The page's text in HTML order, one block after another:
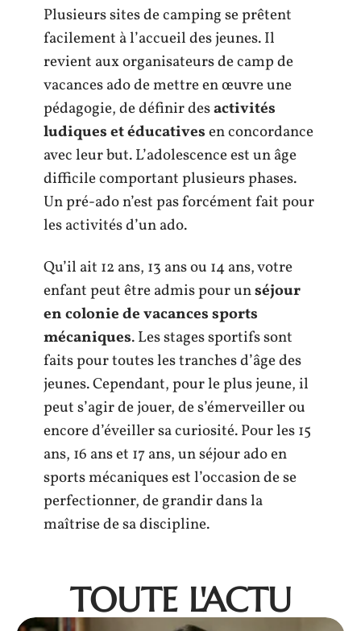
Plusieurs sites de camping se prêtent
facilement à l’accueil des jeunes. Il
revient aux organisateurs de camp de
vacances ado de mettre en œuvre une
pédagogie, de définir desactivités
ludiques et éducativesen concordance
avec leur but. L’adolescence est un âge
difficile comportant plusieurs phases.
Un pré-ado n’est pas forcément fait pour
les activités d’un ado.
Qu’il ait 12 ans, 13 ans ou 14 ans, votre
enfant peut être admis pour unséjour
en colonie de vacances sports
mécaniques. Les stages sportifs sont
faits pour toutes les tranches d’âge des
jeunes. Cependant, pour le plus jeune, il
peut s’agir de jouer, de s’émerveiller ou
encore d’éveiller sa curiosité. Pour les 15
ans, 16 ans et 17 ans, un séjour ado en
sports mécaniques est l’occasion de se
perfectionner, de grandir dans la
maîtrise de sa discipline.
TOUTE L'ACTU